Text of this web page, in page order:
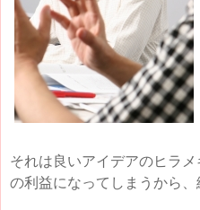
それは良いアイデアのヒラ
の利益になってしまうから